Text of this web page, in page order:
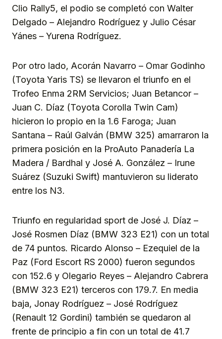
Clio Rally5, el podio se completó con Walter
Delgado – Alejandro Rodríguez y Julio César
Yánes – Yurena Rodríguez.
Por otro lado, Acorán Navarro – Omar Godinho
(Toyota Yaris TS) se llevaron el triunfo en el
Trofeo Enma 2RM Servicios; Juan Betancor –
Juan C. Díaz (Toyota Corolla Twin Cam)
hicieron lo propio en la 1.6 Faroga; Juan
Santana – Raúl Galván (BMW 325) amarraron la
primera posición en la ProAuto Panadería La
Madera / Bardhal y José A. González – Irune
Suárez (Suzuki Swift) mantuvieron su liderato
entre los N3.
Triunfo en regularidad sport de José J. Díaz –
José Rosmen Díaz (BMW 323 E21) con un total
de 74 puntos. Ricardo Alonso – Ezequiel de la
Paz (Ford Escort RS 2000) fueron segundos
con 152.6 y Olegario Reyes – Alejandro Cabrera
(BMW 323 E21) terceros con 179.7. En media
baja, Jonay Rodríguez – José Rodríguez
(Renault 12 Gordini) también se quedaron al
frente de principio a fin con un total de 41.7